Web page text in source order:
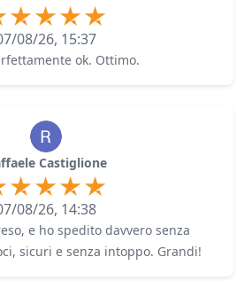
08/26, 15:37
ok. Ottimo.
Castiglione
08/26, 14:38
e ho spedito davvero senza
sicuri e senza intoppo. Grandi!